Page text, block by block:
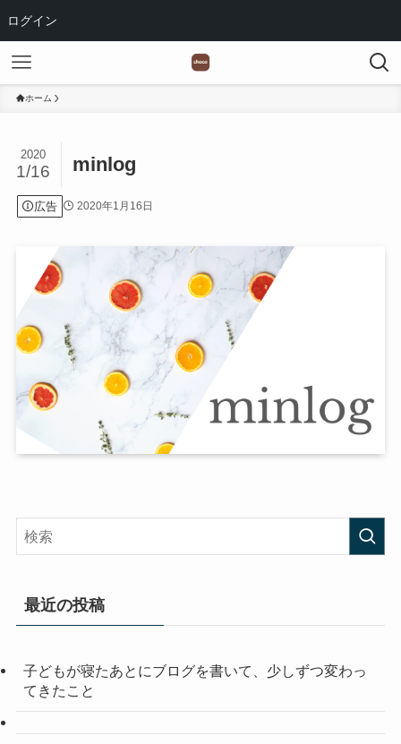
ログイン
ホーム
minlog
2020
1/16
広告 2020年1月16日
最近の投稿
子どもが寝たあとにブログを書いて、少しずつ変わっ
てきたこと